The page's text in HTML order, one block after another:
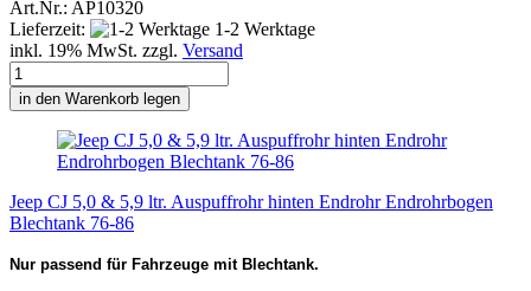
Art.Nr.: AP10320
Lieferzeit:
1-2 Werktage
inkl. 19% MwSt. zzgl. Versand
in den Warenkorb legen
Jeep CJ 5,0 & 5,9 ltr. Auspuffrohr hinten Endrohr Endrohrbogen
Blechtank 76-86
Nur passend für Fahrzeuge mit Blechtank.